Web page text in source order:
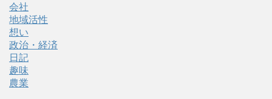
会社
地域活性
想い
政治・経済
日記
趣味
農業